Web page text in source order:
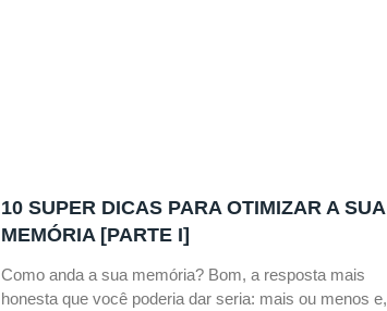
10 SUPER DICAS PARA OTIMIZAR A SUA
MEMÓRIA [PARTE I]
Como anda a sua memória? Bom, a resposta mais
honesta que você poderia dar seria: mais ou menos e,